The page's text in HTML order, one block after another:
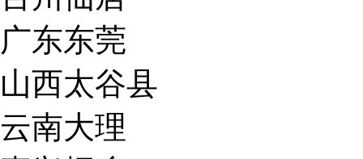
广东东莞
山西太谷县
云南大理